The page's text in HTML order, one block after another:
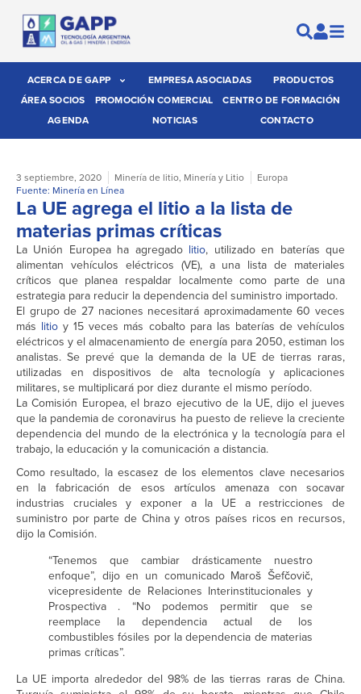
ACERCA DE GAPP EMPRESA ASOCIADAS
PRODUCTOS
ÁREA SOCIOS
PROMOCIÓN COMERCIAL
CENTRO DE FORMACIÓN
AGENDA
NOTICIAS CONTACTO
3 septiembre, 2020 Minería de litio, Minería y Litio
Europa
Fuente: Minería en Línea
La UE agrega el litio a la lista de
materias primas críticas
La Unión Europea ha agregado litio, utilizado en baterías que
alimentan vehículos eléctricos (VE), a una lista de materiales
críticos que planea respaldar localmente como parte de una
estrategia para reducir la dependencia del suministro importado.
El grupo de 27 naciones necesitará aproximadamente 60 veces
más litioy 15 veces más cobalto para las baterías de vehículos
eléctricos y el almacenamiento de energía para 2050, estiman los
analistas. Se prevé que la demanda de la UE de tierras raras,
utilizadas en dispositivos de alta tecnología y aplicaciones
militares, se multiplicará por diez durante el mismo período.
La Comisión Europea, el brazo ejecutivo de la UE, dijo el jueves
que la pandemia de coronavirus ha puesto de relieve la creciente
dependencia del mundo de la electrónica y la tecnología para el
trabajo, la educación y la comunicación a distancia.
Como resultado, la escasez de los elementos clave necesarios
en la fabricación de esos artículos amenaza con socavar
industrias cruciales y exponer a la UE a restricciones de
suministro por parte de China y otros países ricos en recursos,
dijo la Comisión.
“Tenemos que cambiar drásticamente nuestro
enfoque”, dijo en un comunicado Maroš Šefčovič,
vicepresidente de Relaciones Interinstitucionales y
Prospectiva . “No podemos permitir que se
reemplace la dependencia actual de los
combustibles fósiles por la dependencia de materias
primas críticas”.
La UE importa alrededor del 98% de las tierras raras de China.